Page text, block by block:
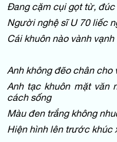
Đang cặm cụi gọt từ,
Người nghệ sĩ U 70 liếc
Cái khuôn nào vành vạnh
Anh không đẽo chân cho
Anh tạc khuôn mặt văn
cách sống
Màu đen trắng không
Hiện hình lên trước khúc